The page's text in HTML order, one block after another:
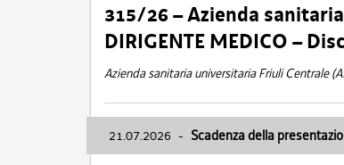
315/26 – Azienda
DIRIGENTE MEDICO –
Azienda sanitaria universitaria Friuli Centrale
21.07.2026 - Scadenza della